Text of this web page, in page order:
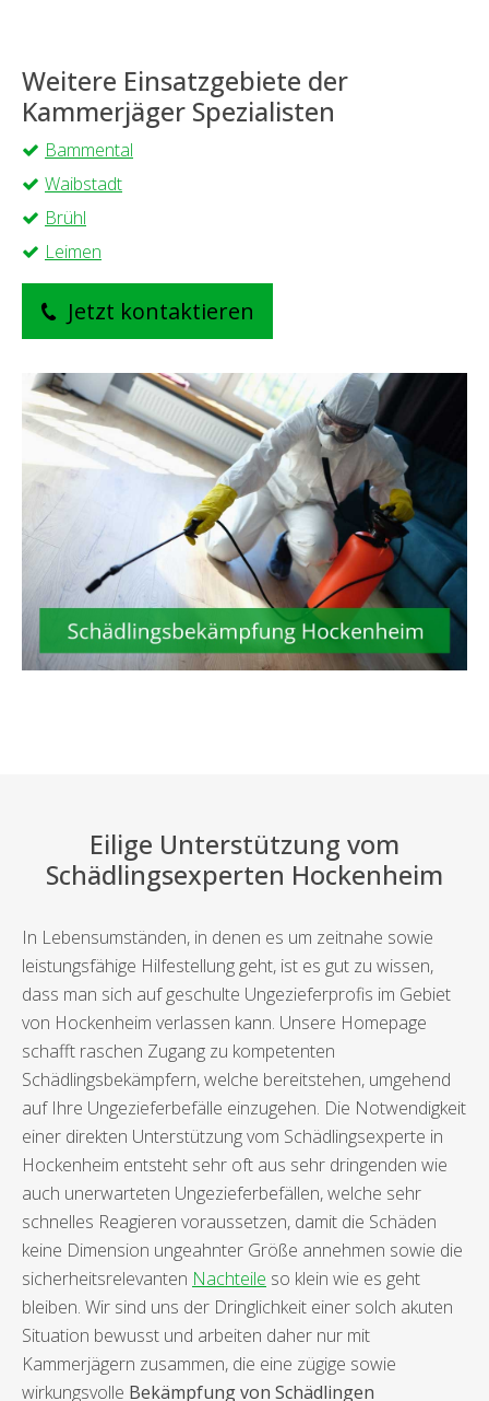
Weitere Einsatzgebiete der
Kammerjäger Spezialisten
Bammental
Waibstadt
Brühl
Leimen
Jetzt kontaktieren
Eilige Unterstützung vom
Schädlingsexperten Hockenheim
In Lebensumständen, in denen es um zeitnahe sowie
leistungsfähige Hilfestellung geht, ist es gut zu wissen,
dass man sich auf geschulte Ungezieferprofis im Gebiet
von Hockenheim verlassen kann. Unsere Homepage
schafft raschen Zugang zu kompetenten
Schädlingsbekämpfern, welche bereitstehen, umgehend
auf Ihre Ungezieferbefälle einzugehen. Die Notwendigkeit
einer direkten Unterstützung vom Schädlingsexperte in
Hockenheim entsteht sehr oft aus sehr dringenden wie
auch unerwarteten Ungezieferbefällen, welche sehr
schnelles Reagieren voraussetzen, damit die Schäden
keine Dimension ungeahnter Größe annehmen sowie die
sicherheitsrelevanten Nachteile so klein wie es geht
bleiben. Wir sind uns der Dringlichkeit einer solch akuten
Situation bewusst und arbeiten daher nur mit
Kammerjägern zusammen, die eine zügige sowie
wirkungsvolle Bekämpfung von Schädlingen